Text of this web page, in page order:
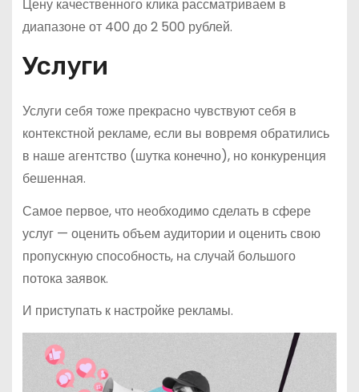
Цену качественного клика рассматриваем в
диапазоне от 400 до 2 500 рублей.
Услуги
Услуги себя тоже прекрасно чувствуют себя в
контекстной рекламе, если вы вовремя обратились
в наше агентство (шутка конечно), но конкуренция
бешенная.
Самое первое, что необходимо сделать в сфере
услуг — оценить объем аудитории и оценить свою
пропускную способность, на случай большого
потока заявок.
И приступать к настройке рекламы.